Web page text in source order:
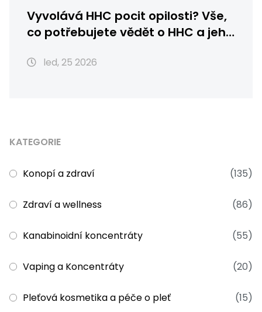
Vyvolává HHC pocit opilosti? Vše,
co potřebujete vědět o HHC a jeho
led, 25 2026
KATEGORIE
Konopí a zdraví (135)
Zdraví a wellness (86)
Kanabinoidní koncentráty (55)
Vaping a Koncentráty (20)
Pleťová kosmetika a péče o pleť (15)